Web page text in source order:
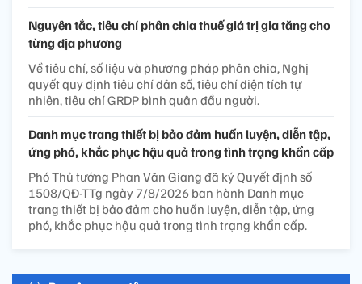
Nguyên tắc, tiêu chí phân chia thuế giá trị gia tăng cho
từng địa phương
Về tiêu chí, số liệu và phương pháp phân chia, Nghị
quyết quy định tiêu chí dân số, tiêu chí diện tích tự
nhiên, tiêu chí GRDP bình quân đầu người.
Danh mục trang thiết bị bảo đảm huấn luyện, diễn tập,
ứng phó, khắc phục hậu quả trong tình trạng khẩn cấp
Phó Thủ tướng Phan Văn Giang đã ký Quyết định số
1508/QĐ-TTg ngày 7/8/2026 ban hành Danh mục
trang thiết bị bảo đảm cho huấn luyện, diễn tập, ứng
phó, khắc phục hậu quả trong tình trạng khẩn cấp.